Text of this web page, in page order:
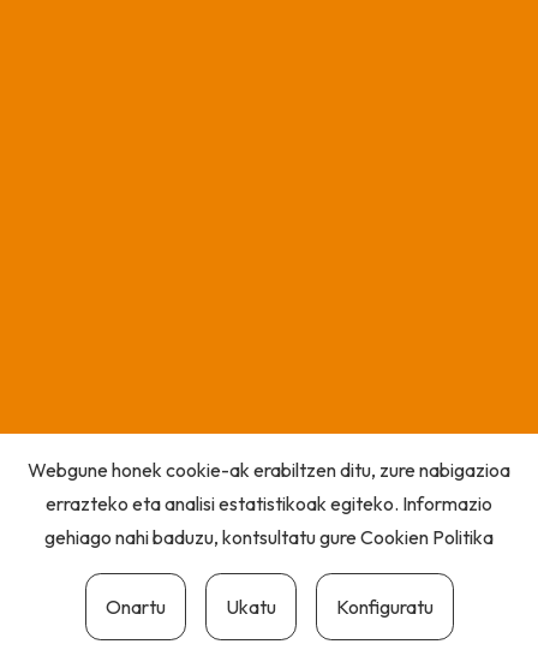
Webgune honek cookie-ak erabiltzen ditu, zure nabigazioa
errazteko eta analisi estatistikoak egiteko. Informazio
gehiago nahi baduzu, kontsultatu gureCookien Politika
Onartu Ukatu Konfiguratu